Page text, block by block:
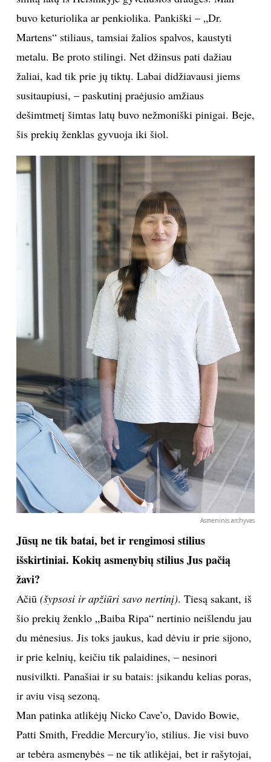
buvo keturiolika ar penkiolika. Pankiški – „Dr.
Martens“ stiliaus, tamsiai žalios spalvos, kaustyti
metalu. Be proto stilingi. Net džinsus pati dažiau
žaliai, kad tik prie jų tiktų. Labai didžiavausi jiems
susitaupiusi, – paskutinį praėjusio amžiaus
dešimtmetį šimtas latų buvo nežmoniški pinigai. Beje,
šis prekių ženklas gyvuoja iki šiol.
Asmeninis archyvas
Jūsų ne tik batai, bet ir rengimosi stilius
išskirtiniai. Kokių asmenybių stilius Jus pačią
žavi?
Ačiū (šypsosi ir apžiūri savo nertinį). Tiesą sakant, iš
šio prekių ženklo „Baiba Ripa“ nertinio neišlendu jau
du mėnesius. Jis toks jaukus, kad dėviu ir prie sijono,
ir prie kelnių, keičiu tik palaidines, – nesinori
nusivilkti. Panašiai ir su batais: įsikandu kelias poras,
ir aviu visą sezoną.
Man patinka atlikėjų Nicko Cave’o, Davido Bowie,
Patti Smith, Freddie Mercury'io, stilius. Jie visi buvo
ar tebėra asmenybės – ne tik atlikėjai, bet ir rašytojai,